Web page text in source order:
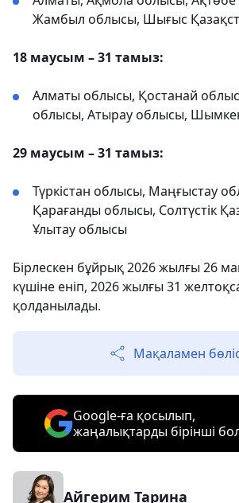
Жамбыл облысы, Шығыс
18 маусым – 31 тамыз:
Алматы облысы, Қостанай
облысы, Атырау облысы,
29 маусым – 31 тамыз:
Түркістан облысы, Маңғыстау
Қарағанды облысы, Солтүстік
Ұлытау облысы
Бірлескен бұйрық 2026 жылғы 26
күшіне еніп, 2026 жылғы 31
қолданылады.
Мақаламен
Google-ға қосылып,
жаңалықтарды бірінші
Айгерим Тарина